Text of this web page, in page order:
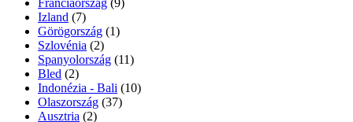
Izland (7)
Görögország (1)
Szlovénia (2)
Spanyolország (11)
Bled (2)
Indonézia - Bali (10)
Olaszország (37)
Ausztria (2)